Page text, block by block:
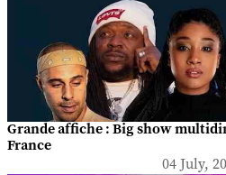
Grande affiche : Big show
France
04 July,